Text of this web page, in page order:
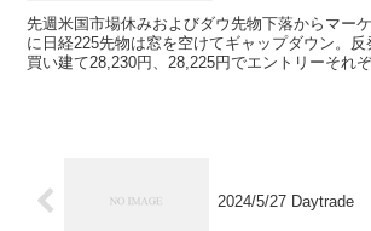
先週米国市場休みおよびダウ先物下落からマー
に日経225先物は窓を空けてギャップダウン。
買い建て28,230円、28,225円でエントリーそれ
2024/5/27 Daytrade